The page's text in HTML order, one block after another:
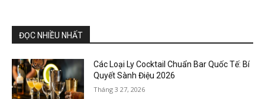
ĐỌC NHIỀU NHẤT
Các Loại Ly Cocktail Chuẩn Bar Quốc Tế: Bí
Quyết Sành Điệu 2026
Tháng 3 27, 2026